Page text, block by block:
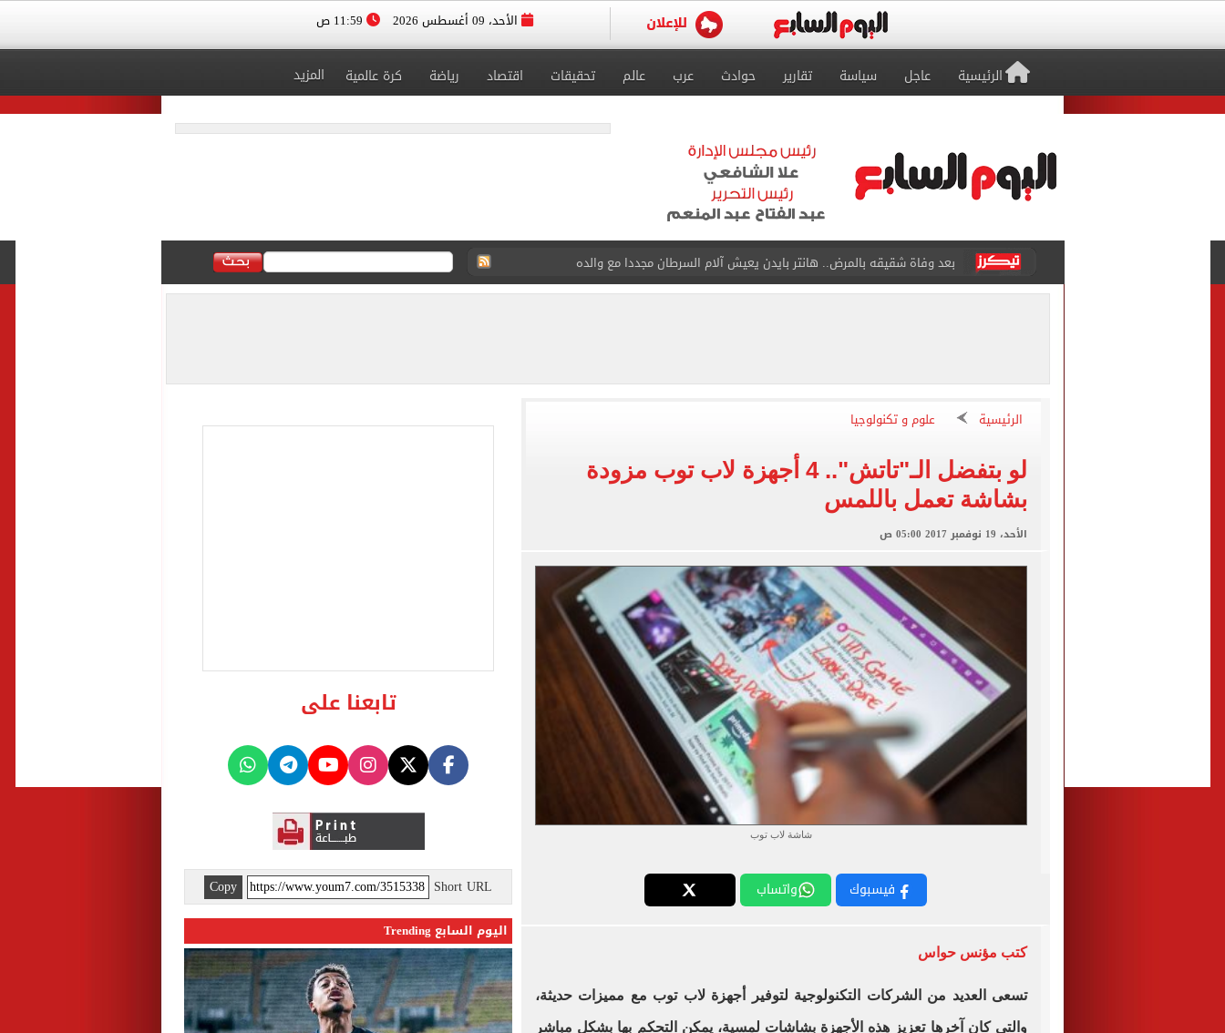
الأحد، 09 أغسطس 2026
الرئيسية عاجل سياسة تقارير حوادث عرب عالم تحقيقات اقتصاد رياضة كرة عالمية المزيد
بعد وفاة شقيقه بالمرض.. هانتر بايدن يعيش آلام السرطان مجددا مع والده
أنقذ 6 من الموت وغرق.. حكاية الشاب بطل شاطئ البيطاش فى الإسكندرية
متى يتم إعادة تشغيل بطاقات التموين المتوقفة؟.. تفاصيل
نتيجة تنسيق المرحلة الأولى أدبى.. توقعات الحد الأدنى للقبول بالكليات والمعاهد
محافظ شمال سيناء يعتمد نتيجة الشهادة الإعدادية للدور الثانى بنسبة نجاح 100%
رئيس الوزراء يتفقد الوحدة المتنقلة للتدخلات القلبية والعصبية بمستشفى رأس الحكمة
الرئيسية علوم و تكنولوجيا
لو بتفضل الـ"تاتش".. 4 أجهزة لاب توب مزودة
بشاشة تعمل باللمس
الأحد، 19 نوفمبر 2017 05:00 ص
شاشة لاب توب
فيسبوك واتساب
كتب مؤنس حواس
تسعى العديد من الشركات التكنولوجية لتوفير أجهزة لاب توب مع مميزات حديثة،
والتى كان آخرها تعزيز هذه الأجهزة بشاشات لمسية، يمكن التحكم بها بشكل مباشر
تابعنا على
Short URL
Copy
اليوم السابع Trending